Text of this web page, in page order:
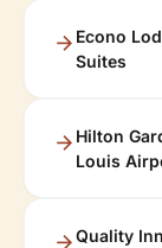
Econo
Suites
Hilton
Louis
Quality Inn